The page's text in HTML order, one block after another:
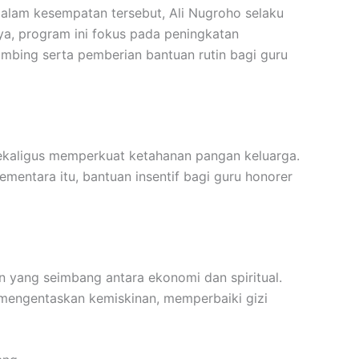
kesempatan tersebut, Ali Nugroho selaku
program ini fokus pada peningkatan
serta pemberian bantuan rutin bagi guru
memperkuat ketahanan pangan keluarga.
itu, bantuan insentif bagi guru honorer
yang seimbang antara ekonomi dan spiritual.
kemiskinan, memperbaiki gizi